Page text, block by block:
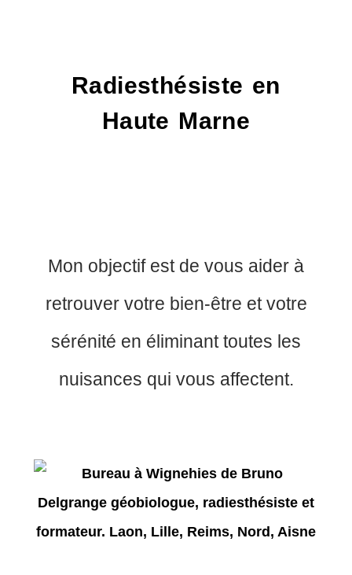
Radiesthésiste en
Haute Marne
Mon objectif est de vous aider à
retrouver votre bien-être et votre
sérénité en éliminant toutes les
nuisances qui vous affectent.